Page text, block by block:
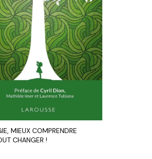
MIEUX COMPRENDRE
CHANGER !